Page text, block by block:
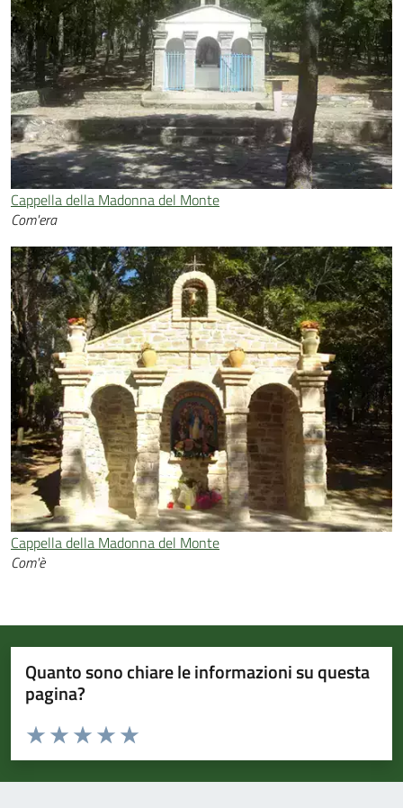
Cappella della Madonna del Monte
Com'era
Cappella della Madonna del Monte
Com'è
Quanto sono chiare le informazioni su questa
pagina?
Valuta da 1 a 5 stelle la pagina
Valuta 5 stelle su 5
Valuta 4 stelle su 5
Valuta 3 stelle su 5
Valuta 2 stelle su 5
Valuta 1 stelle su 5